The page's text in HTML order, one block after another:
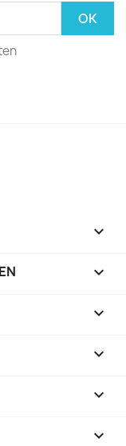





keyboard_arrow_down